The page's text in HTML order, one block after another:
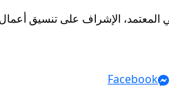
الإشراف على تنسيق
Facebook